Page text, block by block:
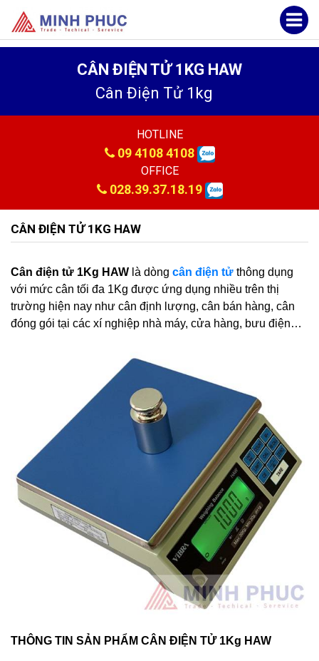
CÂN ĐIỆN TỬ 1KG HAW
Cân Điện Tử 1kg
HOTLINE
09 4108 4108
OFFICE
028.39.37.18.19
CÂN ĐIỆN TỬ 1KG HAW
Cân điện tử 1Kg HAW là dòng cân điện tử thông dụng
với mức cân tối đa 1Kg được ứng dụng nhiều trên thị
trường hiện nay như cân định lượng, cân bán hàng, cân
đóng gói tại các xí nghiệp nhà máy, cửa hàng, bưu điện…
THÔNG TIN SẢN PHẨM CÂN ĐIỆN TỬ 1Kg HAW